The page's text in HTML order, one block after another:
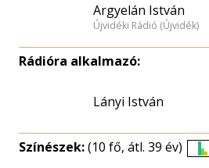
Argyelán István
Újvidéki Rádió (Újvidék)
Rádióra alkalmazó:
Lányi István
Színészek:(10 fő, átl. 39 év)